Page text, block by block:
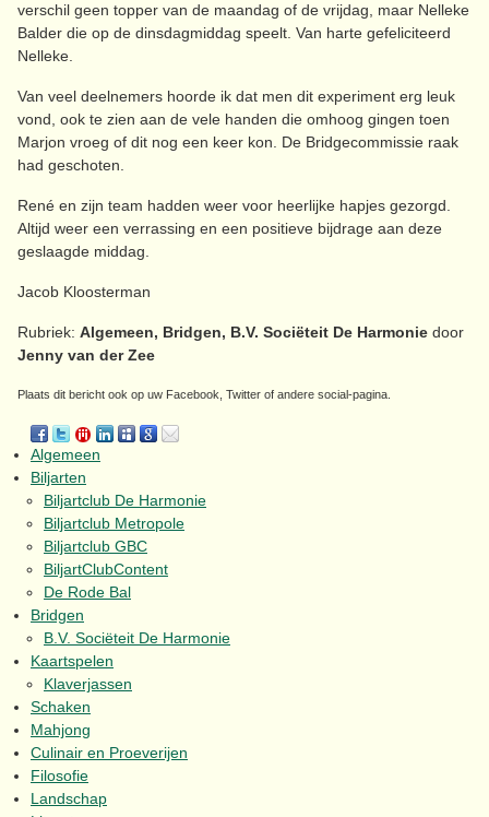
verschil geen topper van de maandag of de vrijdag, maar Nelleke
Balder die op de dinsdagmiddag speelt. Van harte gefeliciteerd
Nelleke.
Van veel deelnemers hoorde ik dat men dit experiment erg leuk
vond, ook te zien aan de vele handen die omhoog gingen toen
Marjon vroeg of dit nog een keer kon. De Bridgecommissie raak
had geschoten.
René en zijn team hadden weer voor heerlijke hapjes gezorgd.
Altijd weer een verrassing en een positieve bijdrage aan deze
geslaagde middag.
Jacob Kloosterman
Rubriek: Algemeen, Bridgen, B.V. Sociëteit De Harmonie door
Jenny van der Zee
Plaats dit bericht ook op uw Facebook, Twitter of andere social-pagina.
Algemeen
Biljarten
Biljartclub De Harmonie
Biljartclub Metropole
Biljartclub GBC
BiljartClubContent
De Rode Bal
Bridgen
B.V. Sociëteit De Harmonie
Kaartspelen
Klaverjassen
Schaken
Mahjong
Culinair en Proeverijen
Filosofie
Landschap